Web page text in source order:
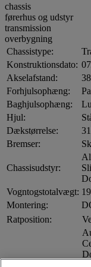
chassis
førerhus og udstyr
transmission
overbygning
Chassistype:
Konstruktionsdato:
Akselafstand:
Forhjulsophæng:
Baghjulsophæng:
Hjul:
Dækstørrelse:
Bremser:
Chassisudstyr:
Vogntogstotalvægt:
Montering:
Ratposition: